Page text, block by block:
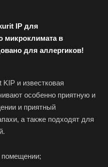
IP для
микроклимата в
для аллергиков!
и известковая
особенно приятную и
и приятный
а также подходят для
помещении;